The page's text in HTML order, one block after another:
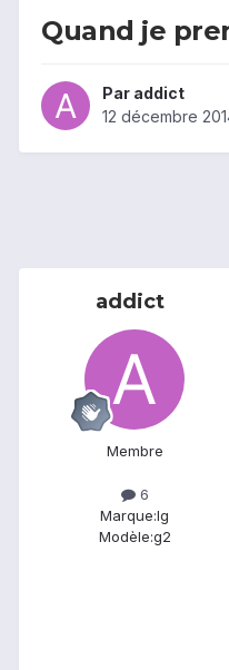
Quand je
Par addict
12 décembre
addict
Membre
6
Marque:lg
Modèle:g2